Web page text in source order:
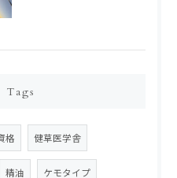
Tags
格 健草医学舎
精油 ケモタイプ